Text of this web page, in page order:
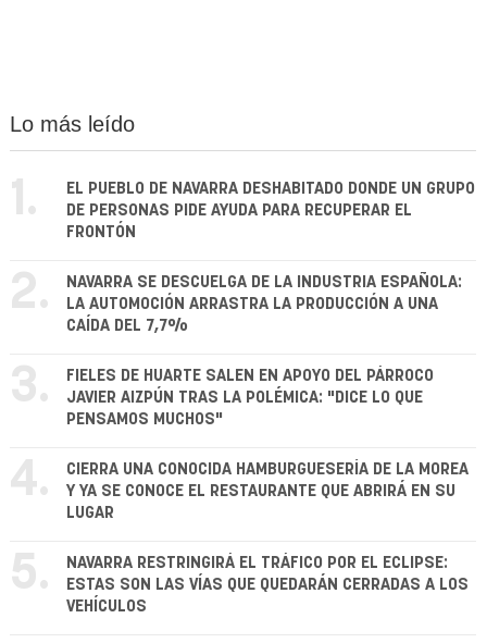
Lo más leído
1.
EL PUEBLO DE NAVARRA DESHABITADO DONDE UN GRUPO
DE PERSONAS PIDE AYUDA PARA RECUPERAR EL
FRONTÓN
2.
NAVARRA SE DESCUELGA DE LA INDUSTRIA ESPAÑOLA:
LA AUTOMOCIÓN ARRASTRA LA PRODUCCIÓN A UNA
CAÍDA DEL 7,7%
3.
FIELES DE HUARTE SALEN EN APOYO DEL PÁRROCO
JAVIER AIZPÚN TRAS LA POLÉMICA: "DICE LO QUE
PENSAMOS MUCHOS"
4.
CIERRA UNA CONOCIDA HAMBURGUESERÍA DE LA MOREA
Y YA SE CONOCE EL RESTAURANTE QUE ABRIRÁ EN SU
LUGAR
5.
NAVARRA RESTRINGIRÁ EL TRÁFICO POR EL ECLIPSE:
ESTAS SON LAS VÍAS QUE QUEDARÁN CERRADAS A LOS
VEHÍCULOS